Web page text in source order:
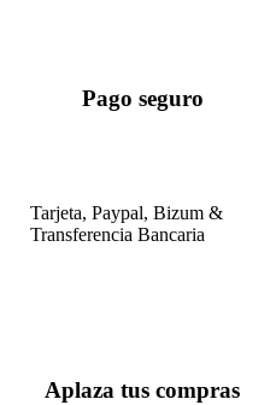
Pago seguro
Tarjeta, Paypal, Bizum &
Transferencia Bancaria
Aplaza tus compras